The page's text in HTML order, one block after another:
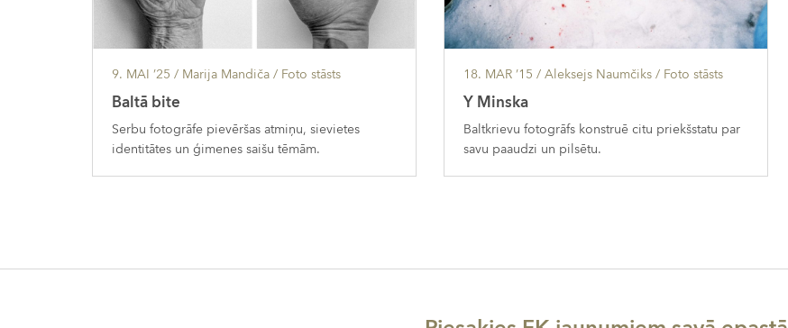
9. MAI ’25 / Marija Mandiča / Foto stāsts
Baltā bite
Serbu fotogrāfe pievēršas atmiņu, sievietes
identitātes un ģimenes saišu tēmām.
18. MAR ’15 / Aleksejs Naumčiks / Foto stāsts
Y Minska
Baltkrievu fotogrāfs konstruē citu priekšstatu par
savu paaudzi un pilsētu.